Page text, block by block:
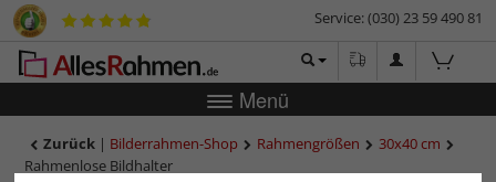
Service: (030) 23 59 490 81
Menü
Zurück | Bilderrahmen-Shop Rahmengrößen
30x40 cm
Rahmenlose Bildhalter